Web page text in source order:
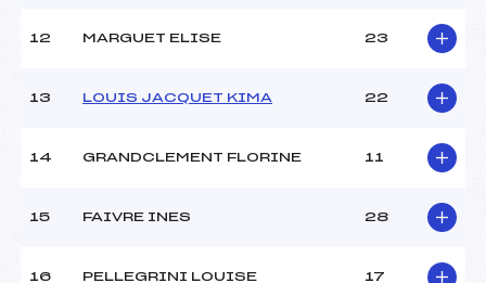
12 MARGUET ELISE 23
13 LOUIS JACQUET KIMA 22
14 GRANDCLEMENT FLORINE 11
15 FAIVRE INES 28
16 PELLEGRINI LOUISE 17